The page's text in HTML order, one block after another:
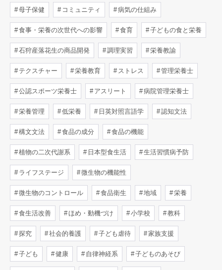
母子保健 コミュニティ 病気の仕組み
食事・栄養の次世代への影響 食育 子どもの食と栄養
石狩産落花生の商品開発 調理実習 栄養教諭
テクスチャー 栄養教育 ストレス 管理栄養士
公認スポーツ栄養士 アスリート 病院管理栄養士
栄養管理 低栄養 日英対照言語学 認知文法
構文文法 食品の成分 食品の機能
植物の二次代謝系 日本型食生活 生活習慣病予防
ライフステージ 微生物の機能性
微生物のコントロール 食品衛生 地域 栄養
食生活改善 ほめ・動機づけ 小学校 教科
探究 社会的養護 子ども虐待 家族支援
子ども 健康 自律神経系 子どものあそび